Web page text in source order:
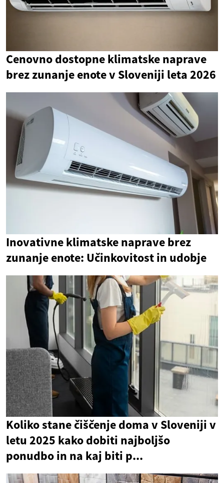
Cenovno dostopne klimatske naprave
brez zunanje enote v Sloveniji leta 2026
Inovativne klimatske naprave brez
zunanje enote: Učinkovitost in udobje
Koliko stane čiščenje doma v Sloveniji v
letu 2025 kako dobiti najboljšo
ponudbo in na kaj biti p...